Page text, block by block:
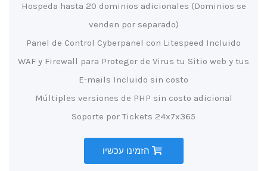
Hospeda hasta 20 dominios adicionales (Dominios se
venden por separado)
Panel de Control Cyberpanel con Litespeed Incluido
WAF y Firewall para Proteger de Virus tu Sitio web y tus
E-mails Incluido sin costo
Múltiples versiones de PHP sin costo adicional
Soporte por Tickets 24x7x365
הזמינו עכשיו